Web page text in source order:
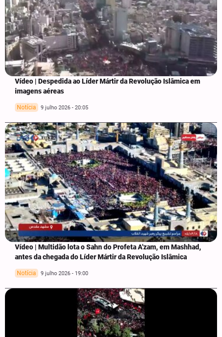
Vídeo | Despedida ao Líder Mártir da Revolução Islâmica em
imagens aéreas
Notícia 9 julho 2026 - 20:05
Vídeo | Multidão lota o Sahn do Profeta A'zam, em Mashhad,
antes da chegada do Líder Mártir da Revolução Islâmica
Notícia 9 julho 2026 - 19:00